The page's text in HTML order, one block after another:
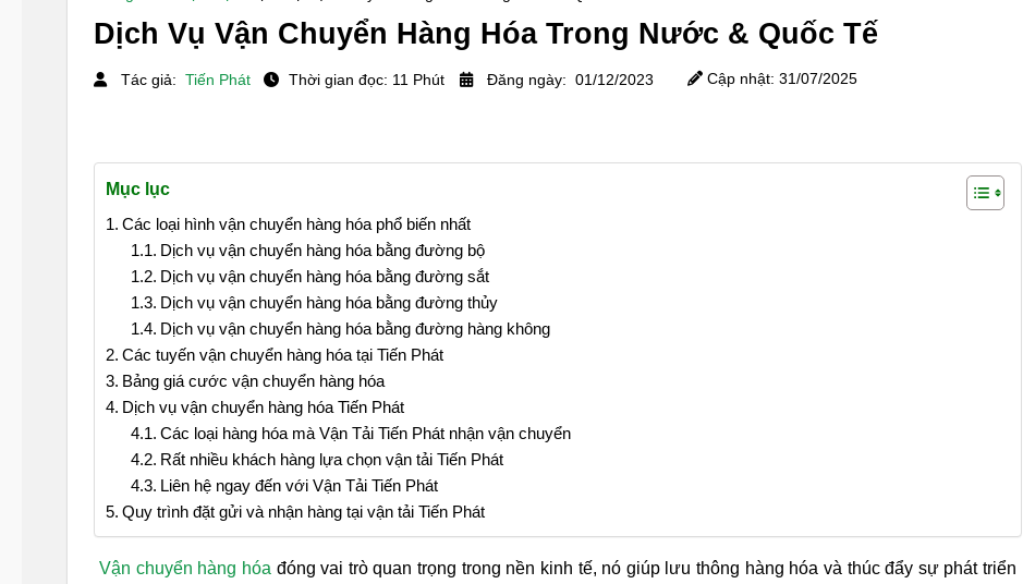
Dịch Vụ Vận Chuyển Hàng Hóa Trong Nước & Quốc Tế
Tác giả: Tiến Phát Thời gian đọc: 11 Phút Đăng ngày: 01/12/2023 Cập nhật: 31/07/2025
Mục lục
Các loại hình vận chuyển hàng hóa phổ biến nhất
Dịch vụ vận chuyển hàng hóa bằng đường bộ
Dịch vụ vận chuyển hàng hóa bằng đường sắt
Dịch vụ vận chuyển hàng hóa bằng đường thủy
Dịch vụ vận chuyển hàng hóa bằng đường hàng không
Các tuyến vận chuyển hàng hóa tại Tiến Phát
Bảng giá cước vận chuyển hàng hóa
Dịch vụ vận chuyển hàng hóa Tiến Phát
Các loại hàng hóa mà Vận Tải Tiến Phát nhận vận chuyển
Rất nhiều khách hàng lựa chọn vận tải Tiến Phát
Liên hệ ngay đến với Vận Tải Tiến Phát
Quy trình đặt gửi và nhận hàng tại vận tải Tiến Phát
Vận chuyển hàng hóa đóng vai trò quan trọng trong nền kinh tế, nó giúp lưu thông hàng hóa và thúc đẩy sự phát triển